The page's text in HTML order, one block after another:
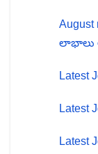
లాభాలు
Latest
Latest
Latest